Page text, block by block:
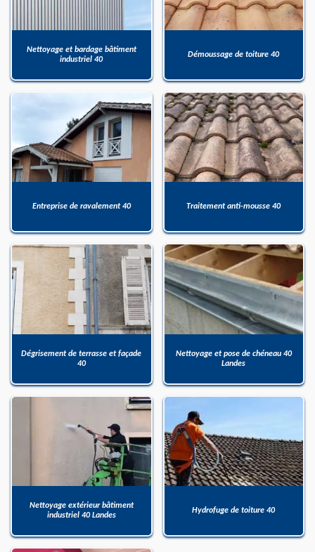
Nettoyage et bardage bâtiment
industriel 40
Démoussage de toiture 40
Entreprise de ravalement 40 Traitement anti-mousse 40
Dégrisement de terrasse et façade
40
Nettoyage et pose de chéneau 40
Landes
Nettoyage extérieur bâtiment
industriel 40 Landes
Hydrofuge de toiture 40